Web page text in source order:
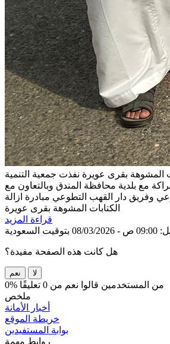
المشوهة بقرى عويرة نفذت جمعية التنمية
مع بلدية محافظة المندق وبالتعاون مع
وفريق دار القهب التطوعي مبادرة ازالة
الكتابات المشوهة بقرى عويرة
قراءة المزيد
هل كانت هذه الصفحة مفيدة؟
نعم لا
0% من المستخدمين قالوا نعم من 0 تعليقًا
ملخص
أخبار الأمانة
خريطة الموقع
بوابة المستفيدين
روابط مهمة